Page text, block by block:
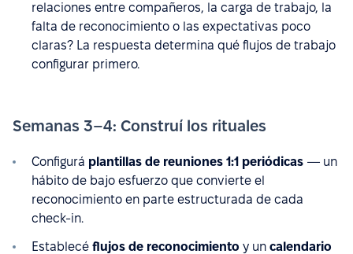
relaciones entre compañeros, la carga de trabajo, la
falta de reconocimiento o las expectativas poco
claras? La respuesta determina qué flujos de trabajo
configurar primero.
Semanas 3–4: Construí los rituales
Configurá plantillas de reuniones 1:1 periódicas — un
hábito de bajo esfuerzo que convierte el
reconocimiento en parte estructurada de cada
check-in.
Establecé flujos de reconocimiento y un calendario